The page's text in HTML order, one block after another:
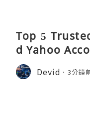
Top 5
d Yahoo
Devid 3分鐘